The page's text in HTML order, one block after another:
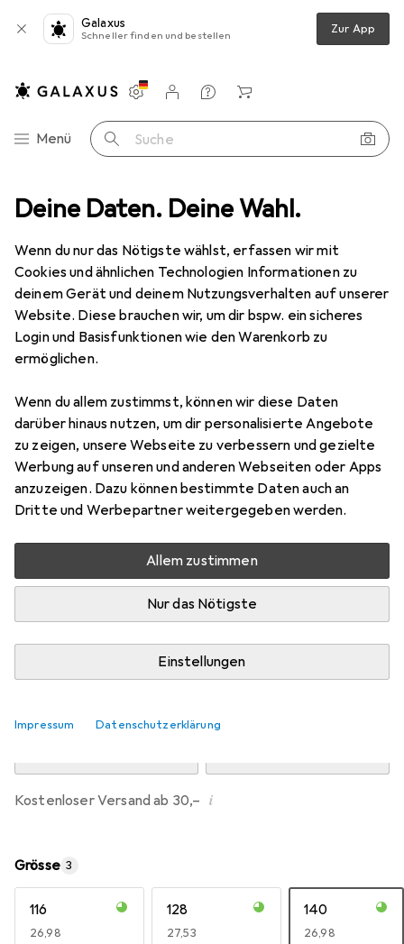
Deine Daten. Deine Wahl.
Wenn du nur das Nötigste wählst, erfassen wir mit
Cookies und ähnlichen Technologien Informationen zu
deinem Gerät und deinem Nutzungsverhalten auf unserer
Website. Diese brauchen wir, um dir bspw. ein sicheres
Login und Basisfunktionen wie den Warenkorb zu
ermöglichen.
Wenn du allem zustimmst, können wir diese Daten
darüber hinaus nutzen, um dir personalisierte Angebote
zu zeigen, unsere Webseite zu verbessern und gezielte
Werbung auf unseren und anderen Webseiten oder Apps
anzuzeigen. Dazu können bestimmte Daten auch an
Dritte und Werbepartner weitergegeben werden.
Allem zustimmen
Nur das Nötigste
Einstellungen
Impressum Datenschutzerklärung
Galaxus
Schneller finden und bestellen Zur App
Navigation nach Kategorien
Menü Suche
Einstellungen
Kundenkonto
Vergleichslisten
Merklisten
Warenkorb
Funktionsshirt Kempa Attitude Longsleeve
5 Bilder
KempaAttitude Longsleeve
Preis in EUR inkl. MwSt.
EUR
26,98
Bewertungen Marke
Mehr von Kempa
Zwischen Do, 13.8. und Fr, 14.8. geliefert
5 Stück an Lager beim Drittanbieter
Lieferort angeben für genaue Lieferzeit
FR
Kostenloser Versand ab 30,– i
Grösse 3
116
EUR
26,98
128
EUR
27,53
140
EUR
26,98